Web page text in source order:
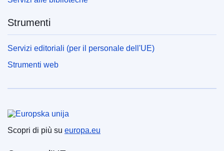
Strumenti
Servizi editoriali (per il personale dell'UE)
Strumenti web
Scopri di più su europa.eu